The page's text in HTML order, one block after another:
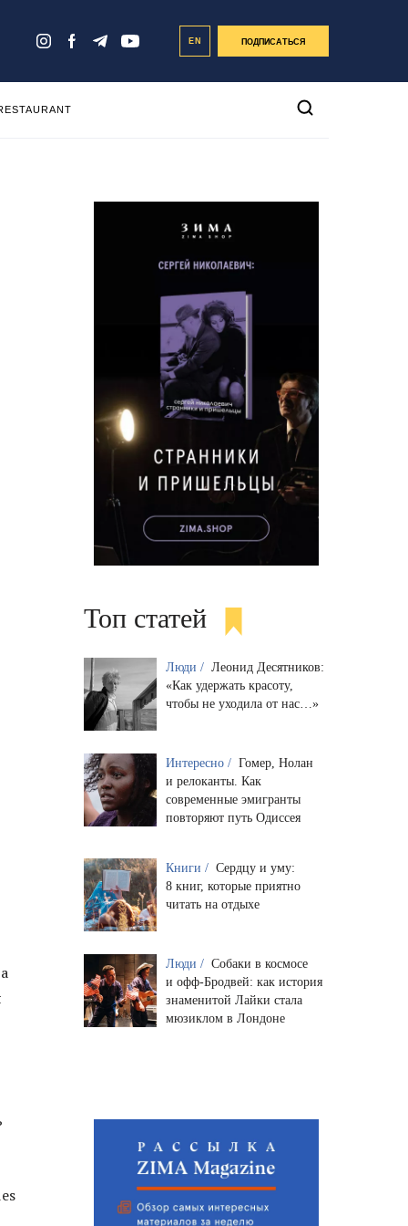
EN ПОДПИСАТЬСЯ
Топ статей
Люди / Леонид Десятников:
«Как удержать красоту,
чтобы не уходила от нас…»
Интересно / Гомер, Нолан
и релоканты. Как
современные эмигранты
повторяют путь Одиссея
Книги / Сердцу и уму:
8 книг, которые приятно
читать на отдыхе
Люди / Собаки в космосе
и офф-Бродвей: как история
знаменитой Лайки стала
мюзиклом в Лондоне